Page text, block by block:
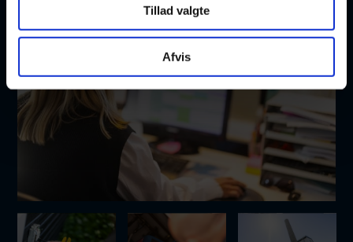
Tillad valgte
Afvis